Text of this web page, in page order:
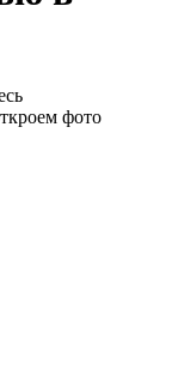
фото